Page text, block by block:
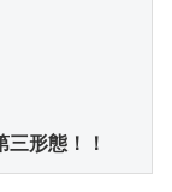
形態！！